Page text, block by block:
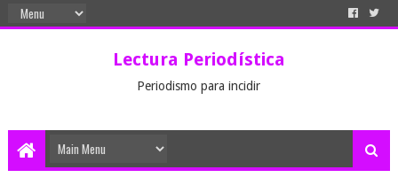
Lectura Periodística
Periodismo para incidir